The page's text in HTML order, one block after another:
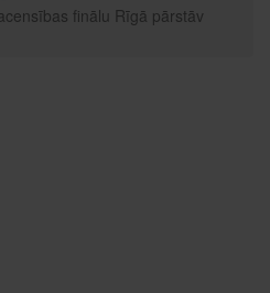
finālu Rīgā pārstāv